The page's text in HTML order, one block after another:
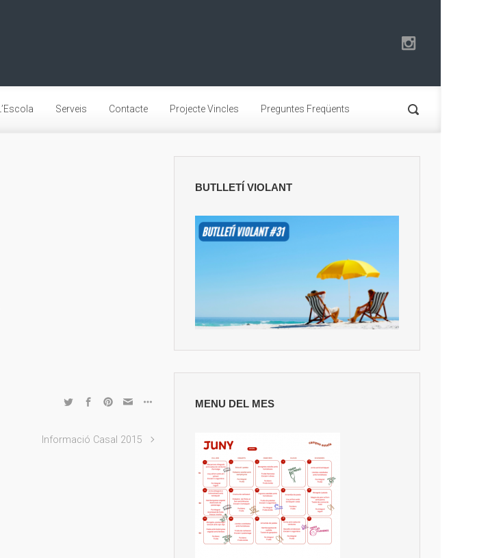
L’Escola Serveis Contacte Projecte Vincles Preguntes Freqüents
Informació Casal 2015
BUTLLETÍ VIOLANT
MENU DEL MES